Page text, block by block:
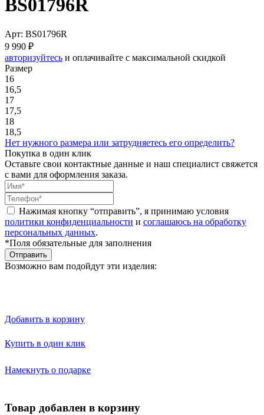
BS01796R
Арт: BS01796R
9 990 ₽
авторизуйтесь и оплачивайте с максимальной скидкой
Размер
16
16,5
17
17,5
18
18,5
Нет нужного размера или затрудняетесь его определить?
Покупка в один клик
Оставьте свои контактные данные и наш специалист свяжется
с вами для оформления заказа.
Нажимая кнопку “отправить”, я принимаю условия
политики конфиденциальности и соглашаюсь на обработку
персональных данных.
*Поля обязательные для заполнения
Отправить
Возможно вам подойдут эти изделия:
Добавить в корзину
Купить в один клик
Намекнуть о подарке
Товар добавлен в корзину